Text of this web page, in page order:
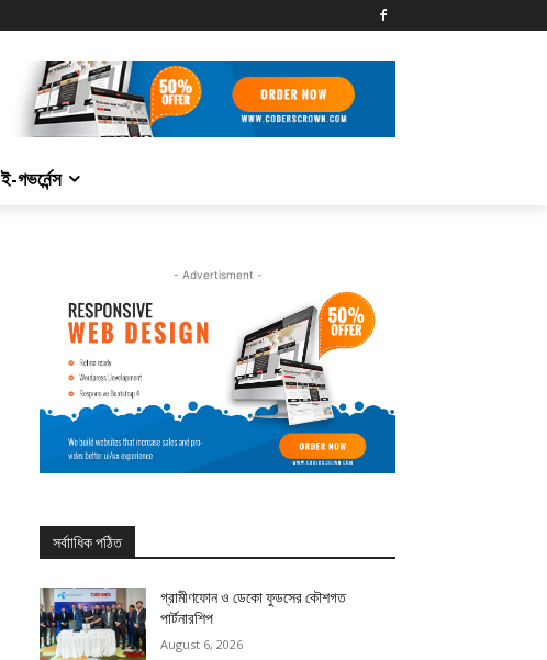
ই-গভর্নেন্স
- Advertisment -
সর্বাাধিক পঠিত
গ্রামীণফোন ও ডেকো ফুডসের কৌশগত
পার্টনারশিপ
August 6, 2026